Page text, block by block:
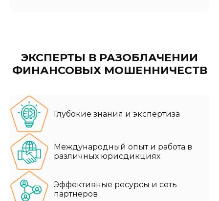
ЭКСПЕРТЫ В РАЗОБЛАЧЕНИИ
ФИНАНСОВЫХ МОШЕННИЧЕСТВ
Глубокие знания и экспертиза
Международный опыт и работа в
различных юрисдикциях
Эффективные ресурсы и сеть
партнеров